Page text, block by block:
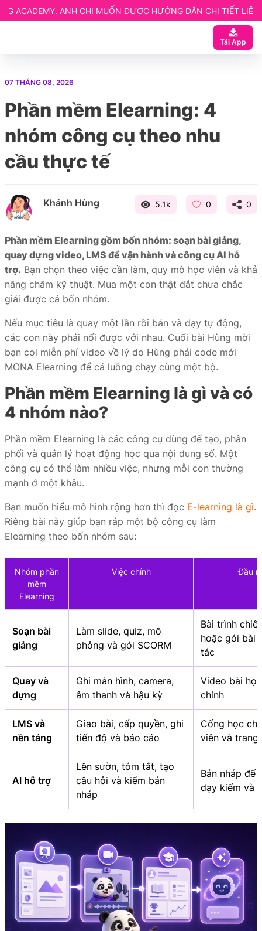
MUỐN ĐƯỢC HƯỚNG DẪN CHI TIẾT LIÊN HỆ NGAY CHO
Tải App
ngay
07 THÁNG 08, 2026
Phần mềm Elearning: 4
nhóm công cụ theo nhu
cầu thực tế
Khánh Hùng 5.1k 0 0
Phần mềm Elearning gồm bốn nhóm: soạn bài giảng,
quay dựng video, LMS để vận hành và công cụ AI hỗ
trợ. Bạn chọn theo việc cần làm, quy mô học viên và khả
năng chăm kỹ thuật. Mua một con thật đắt chưa chắc
giải được cả bốn nhóm.
Nếu mục tiêu là quay một lần rồi bán và dạy tự động,
các con này phải nối được với nhau. Cuối bài Hùng mời
bạn coi miễn phí video về lý do Hùng phải code mới
MONA Elearning để cả luồng chạy cùng một bộ.
Phần mềm Elearning là gì và có
4 nhóm nào?
Phần mềm Elearning là các công cụ dùng để tạo, phân
phối và quản lý hoạt động học qua nội dung số. Một
công cụ có thể làm nhiều việc, nhưng mỗi con thường
mạnh ở một khâu.
Bạn muốn hiểu mô hình rộng hơn thì đọc E-learning là gì.
Riêng bài này giúp bạn ráp một bộ công cụ làm
Elearning theo bốn nhóm sau:
Nhóm phần
mềm
Elearning
Việc chính Đầu
Soạn bài
giảng
Làm slide, quiz, mô
phỏng và gói SCORM
Bài trình
hoặc gói bài
tác
Quay và
dựng
Ghi màn hình, camera,
âm thanh và hậu kỳ
Video bài
chỉnh
LMS và
nền tảng
Giao bài, cấp quyền, ghi
tiến độ và báo cáo
Cổng học
viên và trang
AI hỗ trợ
Lên sườn, tóm tắt, tạo
câu hỏi và kiểm bản
nháp
Bản nháp để
dạy kiểm và